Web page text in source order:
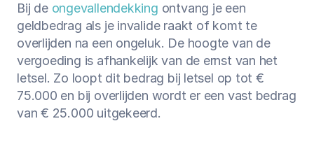
Bij de ongevallendekking ontvang je een
geldbedrag als je invalide raakt of komt te
overlijden na een ongeluk. De hoogte van de
vergoeding is afhankelijk van de ernst van het
letsel. Zo loopt dit bedrag bij letsel op tot €
75.000 en bij overlijden wordt er een vast bedrag
van € 25.000 uitgekeerd.